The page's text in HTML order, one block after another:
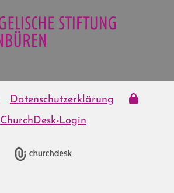
Datenschutzerklärung
ChurchDesk-Login